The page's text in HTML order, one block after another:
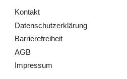
Kontakt
Daten­schutz­erklärung
Barrierefreiheit
AGB
Impressum